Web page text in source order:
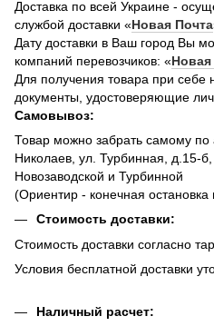
Доставка по всей Украине -
службой доставки «Новая Почта
Дату доставки в Ваш город Вы
компаний перевозчиков: «Новая
Для получения товара при себе
документы, удостоверяющие
Самовывоз:
Товар можно забрать самому по
Николаев, ул. Турбинная, д.15-
Новозаводской и Турбинной
(Ориентир - конечная
Стоимость доставки:
Стоимость доставки согласно
Условия бесплатной доставки
Наличный расчет: